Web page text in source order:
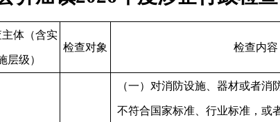
体（含实
层级）
检查对象 检查内容
（一）对消防设施、器材或者消
不符合国家标准、行业标准，或